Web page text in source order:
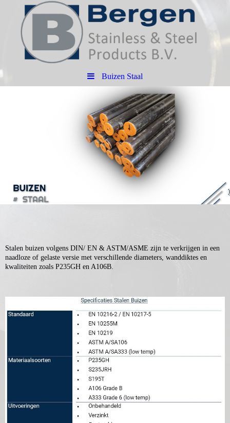
Buizen Staal
Stalen buizen volgens DIN/ EN & ASTM/ASME zijn te verkrijgen in een
naadloze of gelaste versie met verschillende diameters, wanddiktes en
kwaliteiten zoals P235GH en A106B.